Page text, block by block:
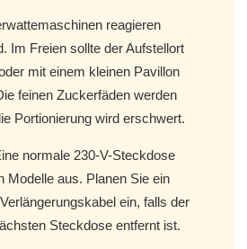
reagieren
Im Freien sollte der Aufstellort
mit einem kleinen Pavillon
feinen Zuckerfäden werden
Portionierung wird erschwert.
normale 230-V-Steckdose
Modelle aus. Planen Sie ein
ein, falls der
Steckdose entfernt ist.